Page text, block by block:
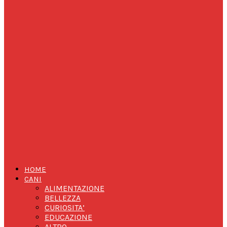
HOME
CANI
ALIMENTAZIONE
BELLEZZA
CURIOSITA’
EDUCAZIONE